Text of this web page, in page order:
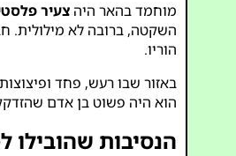
מוחמד בהאר היהצעיר פלסטיני בן 24
השקטה, ברובה לא מילולית.
הוריו.
באזור שבו רעש, פחד
הוא היה פשוט בן אדם
הנסיבות שהובילו